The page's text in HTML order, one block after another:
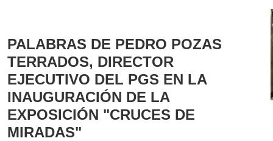
PALABRAS DE PEDRO POZAS
TERRADOS, DIRECTOR
EJECUTIVO DEL PGS EN LA
INAUGURACIÓN DE LA
EXPOSICIÓN "CRUCES DE
MIRADAS"